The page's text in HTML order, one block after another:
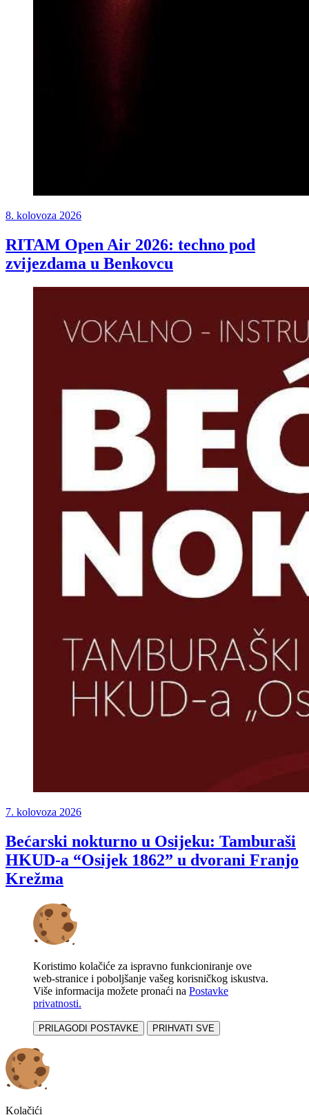
8. kolovoza 2026
RITAM Open Air 2026: techno pod
zvijezdama u Benkovcu
7. kolovoza 2026
Bećarski nokturno u Osijeku: Tamburaši
HKUD-a “Osijek 1862” u dvorani Franjo
Krežma
Koristimo kolačiće za ispravno funkcioniranje ove
web-stranice i poboljšanje vašeg korisničkog iskustva.
Više informacija možete pronaći na Postavke
privatnosti.
PRILAGODI POSTAVKE PRIHVATI SVE
Kolačići